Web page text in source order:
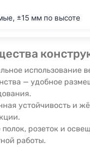
±15 мм по высоте
использование
— удобное
устойчивость и
розеток и
работы.